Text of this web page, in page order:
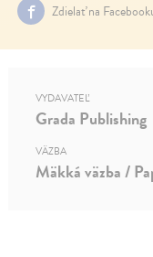
Zdielať na
VYDAVATEĽ
Grada Publishing
VÄZBA
Mäkká väzba /